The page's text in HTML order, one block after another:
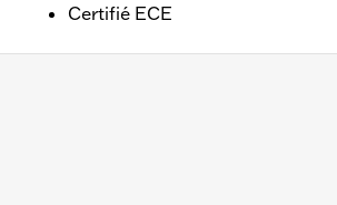
Certifié ECE
pièces assortis. Le montage